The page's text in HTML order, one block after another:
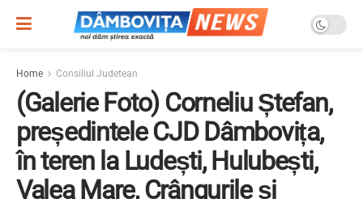
Home Consiliul Judetean
(Galerie Foto) Corneliu Ștefan,
președintele CJD Dâmbovița,
în teren la Ludești, Hulubești,
Valea Mare, Crângurile și